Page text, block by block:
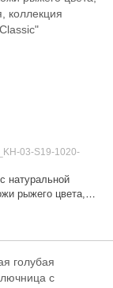
03-S19-1020-
натуральной
рыжего цвета,
"Mehendi